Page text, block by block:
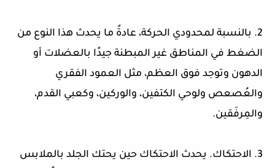
2. بالنسبة لمحدودي الحركة، عادةً ما يحدث هذا النوع من
الضغط في المناطق غير المبطنة جيدًا بالعضلات أو
الدهون وتوجد فوق العظم، مثل العمود الفقري
والعُصعص ولوحي الكتفين، والوركين، وكعبي القدم،
والمِرفَقين.
3. الاحتكاك. يحدث الاحتكاك حين يحتك الجلد بالملابس